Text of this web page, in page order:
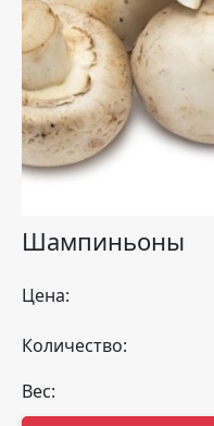
Шампиньоны
Цена:
Количество:
Вес: